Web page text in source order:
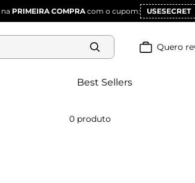
na PRIMEIRA COMPRA com o cupom: USESECRET
Quero
Best Sellers
0 produto